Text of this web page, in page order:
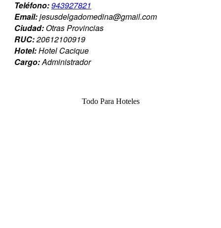
Teléfono:943927821
Email:jesusdelgadomedina@gmail.com
Ciudad:Otras Provincias
RUC:20612100919
Hotel:Hotel Cacique
Cargo:Administrador
Todo Para Hoteles